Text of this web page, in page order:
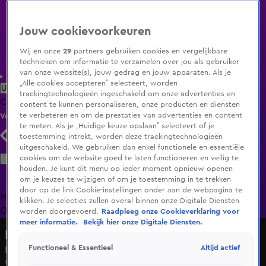
Uitzending Gemist Populaire programma's Zenders Genres
ClipsFilmsRadioSmart TV inlogShop
Volg KIJK
Zoeken
HomeUitzending Gemist Programma's De Bondgenoten
OranjezomerLivestreamsShop
Kimberly Fransens - Nu Jij Hier Niet Meer Bent
9 mei 2025, 15:24
Jouw cookievoorkeuren
Wij en onze29 partners gebruiken cookies en vergelijkbare
technieken om informatie te verzamelen over jou als gebruiker
van onze website(s), jouw gedrag en jouw apparaten. Als je
„Alle cookies accepteren” selecteert, worden
trackingtechnologieën ingeschakeld om onze advertenties en
content te kunnen personaliseren, onze producten en diensten
te verbeteren en om de prestaties van advertenties en content
te meten. Als je „Huidige keuze opslaan” selecteert of je
toestemming intrekt, worden deze trackingtechnologieën
uitgeschakeld. We gebruiken dan enkel functionele en essentiële
cookies om de website goed te laten functioneren en veilig te
houden. Je kunt dit menu op ieder moment opnieuw openen
om je keuzes te wijzigen of om je toestemming in te trekken
door op de link Cookie-instellingen onder aan de webpagina te
klikken. Je selecties zullen overal binnen onze Digitale Diensten
worden doorgevoerd.
Raadpleeg onze Cookieverklaring voor
meer informatie.
Bekijk hier onze Digitale Diensten.
Functioneel & Essentieel Altijd actief